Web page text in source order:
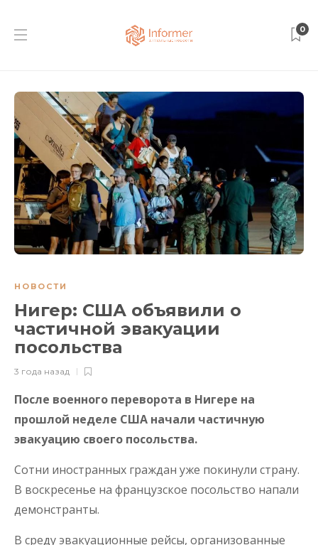
0
НОВОСТИ
Нигер: США объявили о
частичной эвакуации
посольства
3 года назад
После военного переворота в Нигере на
прошлой неделе США начали частичную
эвакуацию своего посольства.
Сотни иностранных граждан уже покинули страну.
В воскресенье на французское посольство напали
демонстранты.
В среду эвакуационные рейсы, организованные